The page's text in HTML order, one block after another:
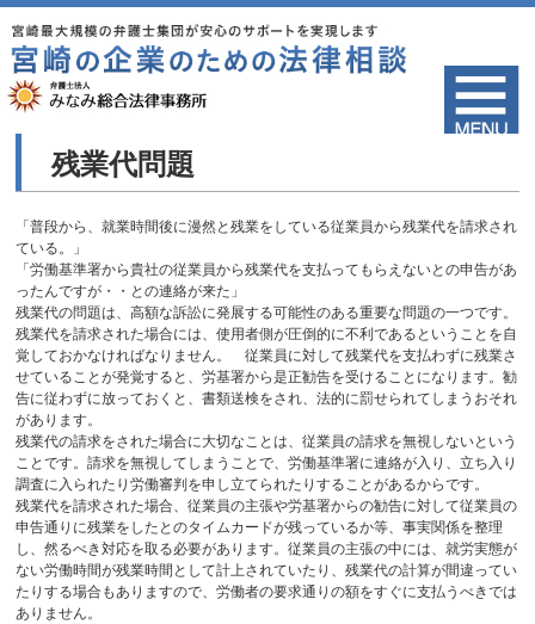
残業代問題
「普段から、就業時間後に漫然と残業をしている従業員から残業代を請求され
ている。」
「労働基準署から貴社の従業員から残業代を支払ってもらえないとの申告があ
ったんですが・・との連絡が来た」
残業代の問題は、高額な訴訟に発展する可能性のある重要な問題の一つです。
残業代を請求された場合には、使用者側が圧倒的に不利であるということを自
覚しておかなければなりません。 従業員に対して残業代を支払わずに残業さ
せていることが発覚すると、労基署から是正勧告を受けることになります。勧
告に従わずに放っておくと、書類送検をされ、法的に罰せられてしまうおそれ
があります。
残業代の請求をされた場合に大切なことは、従業員の請求を無視しないという
ことです。請求を無視してしまうことで、労働基準署に連絡が入り、立ち入り
調査に入られたり労働審判を申し立てられたりすることがあるからです。
残業代を請求された場合、従業員の主張や労基署からの勧告に対して従業員の
申告通りに残業をしたとのタイムカードが残っているか等、事実関係を整理
し、然るべき対応を取る必要があります。従業員の主張の中には、就労実態が
ない労働時間が残業時間として計上されていたり、残業代の計算が間違ってい
たりする場合もありますので、労働者の要求通りの額をすぐに支払うべきでは
ありません。